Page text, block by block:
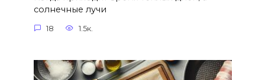
солнечные лучи
18 1.5к.